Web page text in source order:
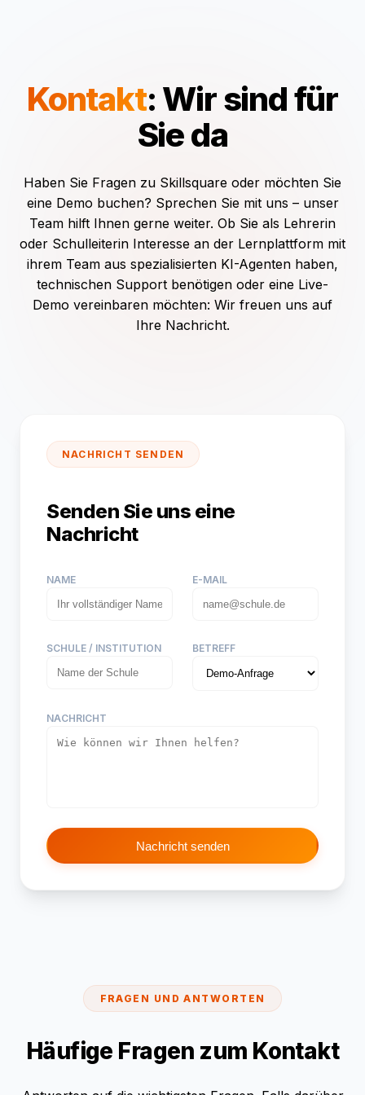
Kontakt: Wir sind für
Sie da
Haben Sie Fragen zu Skillsquare oder möchten Sie
eine Demo buchen? Sprechen Sie mit uns – unser
Team hilft Ihnen gerne weiter. Ob Sie als Lehrerin
oder Schulleiterin Interesse an der Lernplattform mit
ihrem Team aus spezialisierten KI-Agenten haben,
technischen Support benötigen oder eine Live-
Demo vereinbaren möchten: Wir freuen uns auf
Ihre Nachricht.
NACHRICHT SENDEN
Senden Sie uns eine
Nachricht
NAME E-MAIL
SCHULE / INSTITUTION BETREFF
NACHRICHT
Nachricht senden
FRAGEN UND ANTWORTEN
Häufige Fragen zum Kontakt